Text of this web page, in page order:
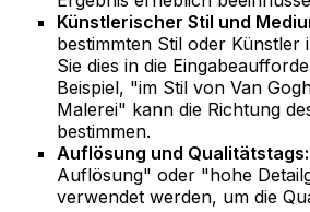
Künstlerischer Stil und
bestimmten Stil oder Künstler
Sie dies in die
Beispiel, "im Stil von Van
Malerei" kann die Richtung
bestimmen.
Auflösung und Qualitätstags:
Auflösung" oder "hohe
verwendet werden, um die